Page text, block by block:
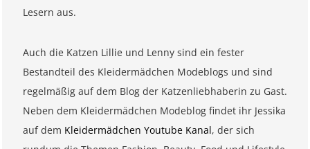
Lesern aus.
Auch die Katzen Lillie und Lenny sind ein fester
Bestandteil des Kleidermädchen Modeblogs und sind
regelmäßig auf dem Blog der Katzenliebhaberin zu Gast.
Neben dem Kleidermädchen Modeblog findet ihr Jessika
auf dem Kleidermädchen Youtube Kanal, der sich